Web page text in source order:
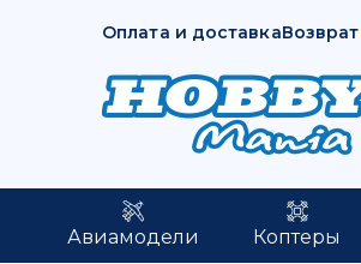
Оплата и доставка
Авиамодели Коптеры